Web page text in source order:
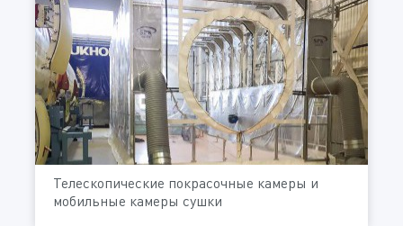
Телескопические покрасочные камеры и
мобильные камеры сушки